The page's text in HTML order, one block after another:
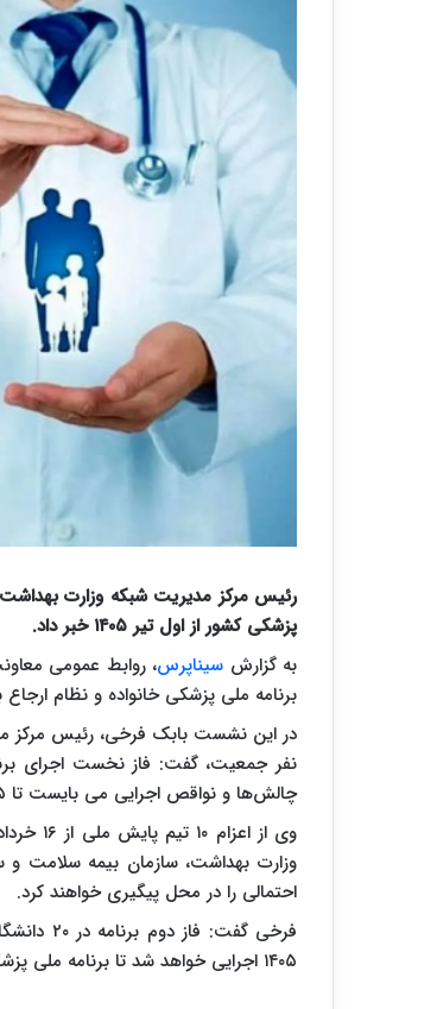
پزشکی کشور از اول تیر ۱۴۰۵ خبر داد.
به گزارش سیناپرس، روابط عمومی
برنامه ملی پزشکی خانواده و نظام
چالش‌ها و نواقص اجرایی می بایست تا ۲۵ خرداد برطرف شود.
وی از
وزارت بهداشت، سازمان بیمه سلامت و
احتمالی را در محل پیگیری خواهند کرد.
۱۴۰۵ اجرایی خواهد شد تا برنامه ملی پزشکی خانواده و نظام ارجاع به تدریج در سراسر کشور گسترش و توسعه یابد.